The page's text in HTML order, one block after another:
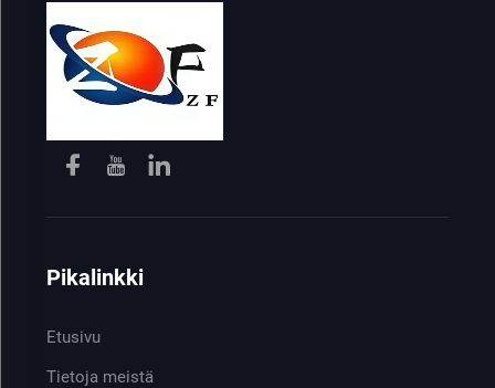
Pikalinkki
Etusivu
Tietoja meistä